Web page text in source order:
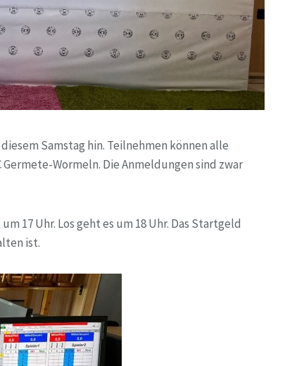
Samstag hin. Teilnehmen können alle
Wormeln. Die Anmeldungen sind zwar
17 Uhr. Los geht es um 18 Uhr. Das Startgeld
ist.